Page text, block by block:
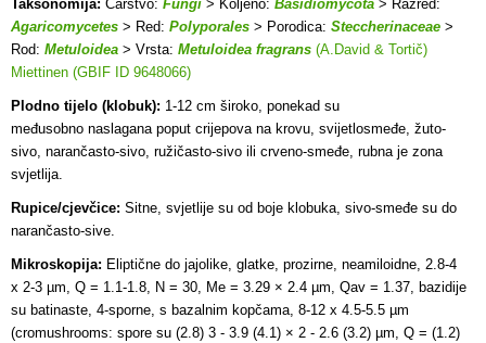
Taksonomija: Carstvo: Fungi > Koljeno: Basidiomycota > Razred:
Agaricomycetes > Red: Polyporales > Porodica: Steccherinaceae >
Rod: Metuloidea > Vrsta: Metuloidea fragrans (A.David & Tortič)
Miettinen (GBIF ID 9648066)
Plodno tijelo (klobuk): 1-12 cm široko, ponekad su
međusobno naslagana poput crijepova na krovu, svijetlosmeđe, žuto-
sivo, narančasto-sivo, ružičasto-sivo ili crveno-smeđe, rubna je zona
svjetlija.
Rupice/cjevčice: Sitne, svjetlije su od boje klobuka, sivo-smeđe su do
narančasto-sive.
Mikroskopija: Eliptične do jajolike, glatke, prozirne, neamiloidne, 2.8-4
x 2-3 µm, Q = 1.1-1.8, N = 30, Me = 3.29 × 2.4 µm, Qav = 1.37, bazidije
su batinaste, 4-sporne, s bazalnim kopčama, 8-12 x 4.5-5.5 µm
(cromushrooms: spore su (2.8) 3 - 3.9 (4.1) × 2 - 2.6 (3.2) µm, Q = (1.2)